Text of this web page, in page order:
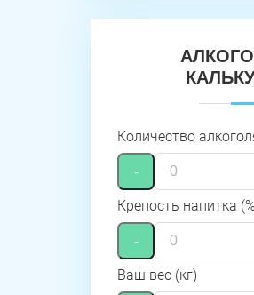
Количество
-
Крепость напитка
-
Ваш вес (кг)